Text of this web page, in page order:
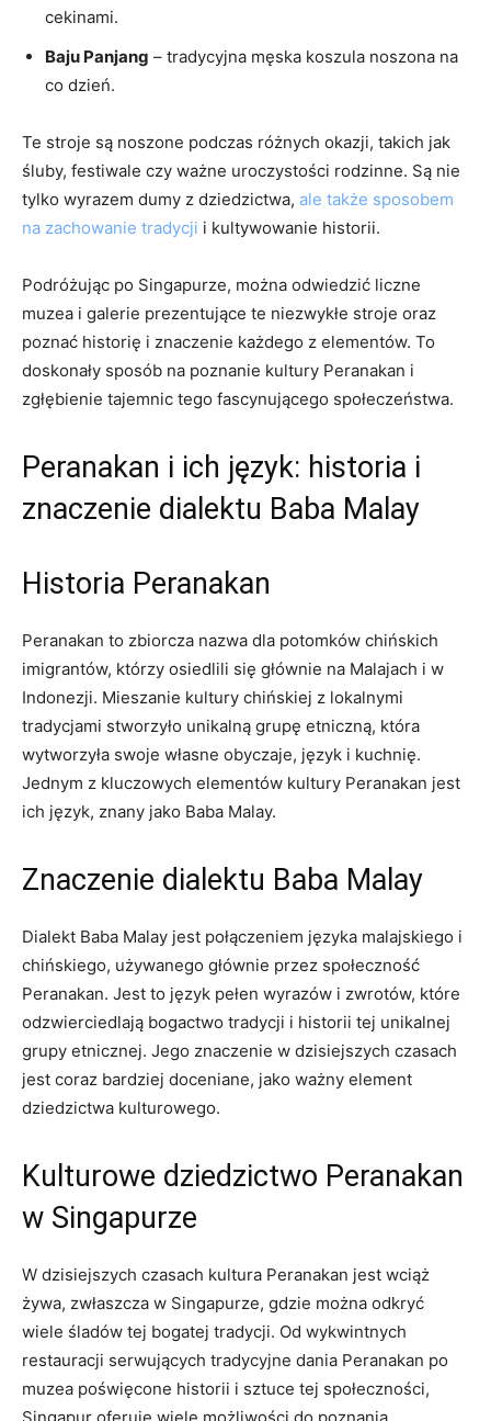
cekinami.
Baju Panjang – tradycyjna męska koszula noszona na
co dzień.
Te stroje są noszone podczas różnych ‍okazji, takich⁣ jak
śluby, festiwale ⁢czy ważne uroczystości rodzinne. Są nie
tylko wyrazem dumy‍ z dziedzictwa, ale także sposobem
na zachowanie tradycji i kultywowanie historii.
Podróżując po Singapurze, można ⁣odwiedzić liczne⁣
muzea i galerie prezentujące⁣ te niezwykłe ⁢stroje oraz⁤
poznać historię i znaczenie ⁤każdego z elementów. To
doskonały sposób na poznanie kultury Peranakan​ i
zgłębienie tajemnic tego fascynującego społeczeństwa.
Peranakan i ich⁤ język: historia i
znaczenie ​dialektu Baba Malay
Historia Peranakan
Peranakan to⁢ zbiorcza nazwa dla potomków‌ chińskich
imigrantów, którzy osiedlili się głównie na Malajach i w
Indonezji. Mieszanie kultury ‌chińskiej z ⁢lokalnymi
tradycjami stworzyło unikalną​ grupę etniczną, która
wytworzyła swoje ‍własne‍ obyczaje, język i kuchnię.
Jednym z kluczowych elementów ‍kultury Peranakan jest
ich język, znany jako Baba Malay.
Znaczenie dialektu Baba Malay
Dialekt ⁤Baba Malay jest połączeniem ⁣języka malajskiego i
chińskiego, ‌używanego głównie ⁢przez społeczność‌
Peranakan. Jest to język⁢ pełen wyrazów i zwrotów, które
odzwierciedlają bogactwo tradycji i historii tej unikalnej ​
grupy etnicznej. ⁤Jego znaczenie w dzisiejszych ⁢czasach
jest coraz bardziej ‍doceniane, jako ważny element
dziedzictwa kulturowego.
Kulturowe dziedzictwo ⁣Peranakan
w Singapurze
W dzisiejszych czasach kultura Peranakan jest wciąż
żywa, zwłaszcza w ​Singapurze, gdzie można odkryć
wiele śladów tej​ bogatej tradycji.⁤ Od wykwintnych
restauracji serwujących tradycyjne dania Peranakan po
muzea poświęcone historii i sztuce tej ‍społeczności,